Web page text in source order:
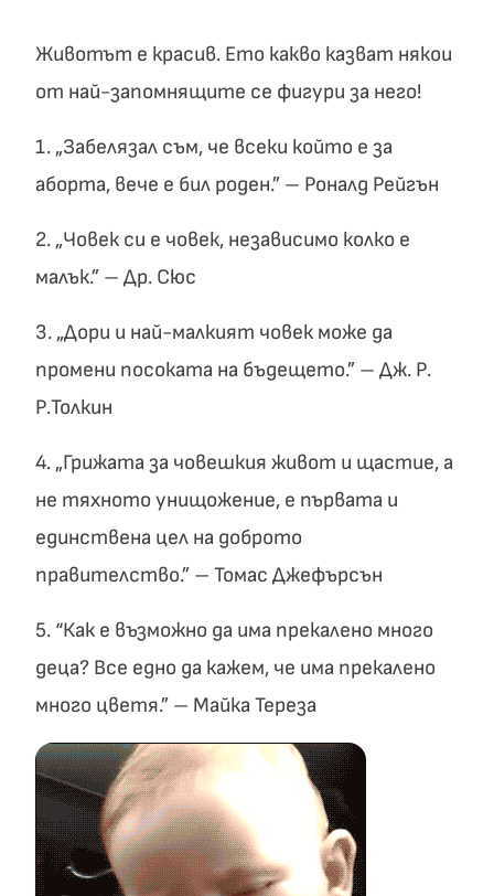
Животът е красив. Ето какво казват някои
от най-запомнящите се фигури за него!
1. „Забелязaл съм, че всеки който е за
аборта, вече е бил роден.” – Роналд Рейгън
2. „Човек си е човек, независимо колко е
малък.” – Др. Сюс
3. „Дори и най-малкият човек може да
промени посоката на бъдещето.” – Дж. Р.
Р.Толкин
4. „Грижата за човешкия живот и щастие, а
не тяхното унищожение, е първата и
единствена цел на доброто
правителство.” – Томас Джефърсън
5. “Как е възможно да има прекалено много
деца? Все едно да кажем, че има прекалено
много цветя.” – Майка Тереза